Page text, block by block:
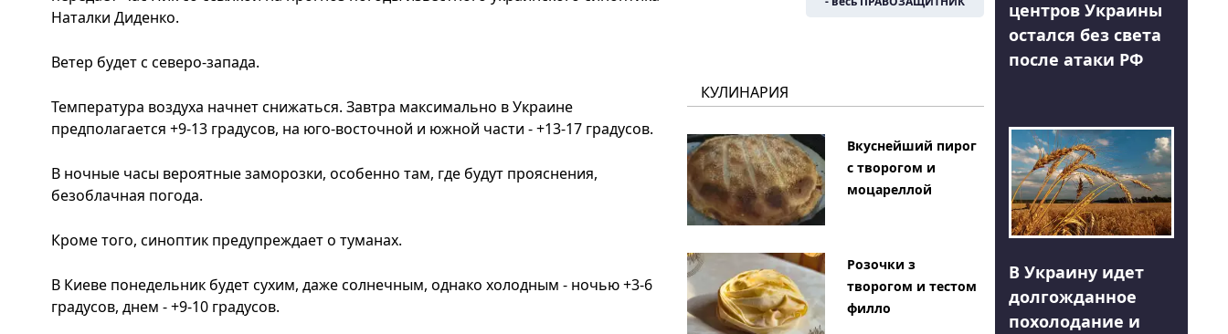
Наталки Диденко.
Ветер будет с северо-запада.
Температура воздуха начнет снижаться. Завтра максимально в Украине
предполагается +9-13 градусов, на юго-восточной и южной части - +13-17 градусов.
В ночные часы вероятные заморозки, особенно там, где будут прояснения,
безоблачная погода.
Кроме того, синоптик предупреждает о туманах.
В Киеве понедельник будет сухим, даже солнечным, однако холодным - ночью +3-6
градусов, днем ​​- +9-10 градусов.
КУЛИНАРИЯ
Вкуснейший пирог
с творогом и
моцареллой
Розочки з
творогом и тестом
филло
центров Украины
остался без света
после атаки РФ
В Украину идет
долгожданное
похолодание и